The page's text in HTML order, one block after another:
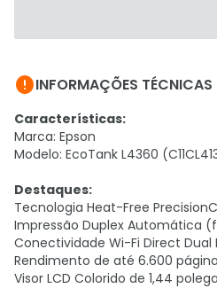
INFORMAÇÕES TÉCNICAS
Características:
Marca: Epson
Modelo: EcoTank L4360
Destaques:
Tecnologia Heat-Free
Impressão Duplex Automática
Conectividade Wi-Fi Direct Dual
Rendimento de até 6.600
Visor LCD Colorido de 1,44